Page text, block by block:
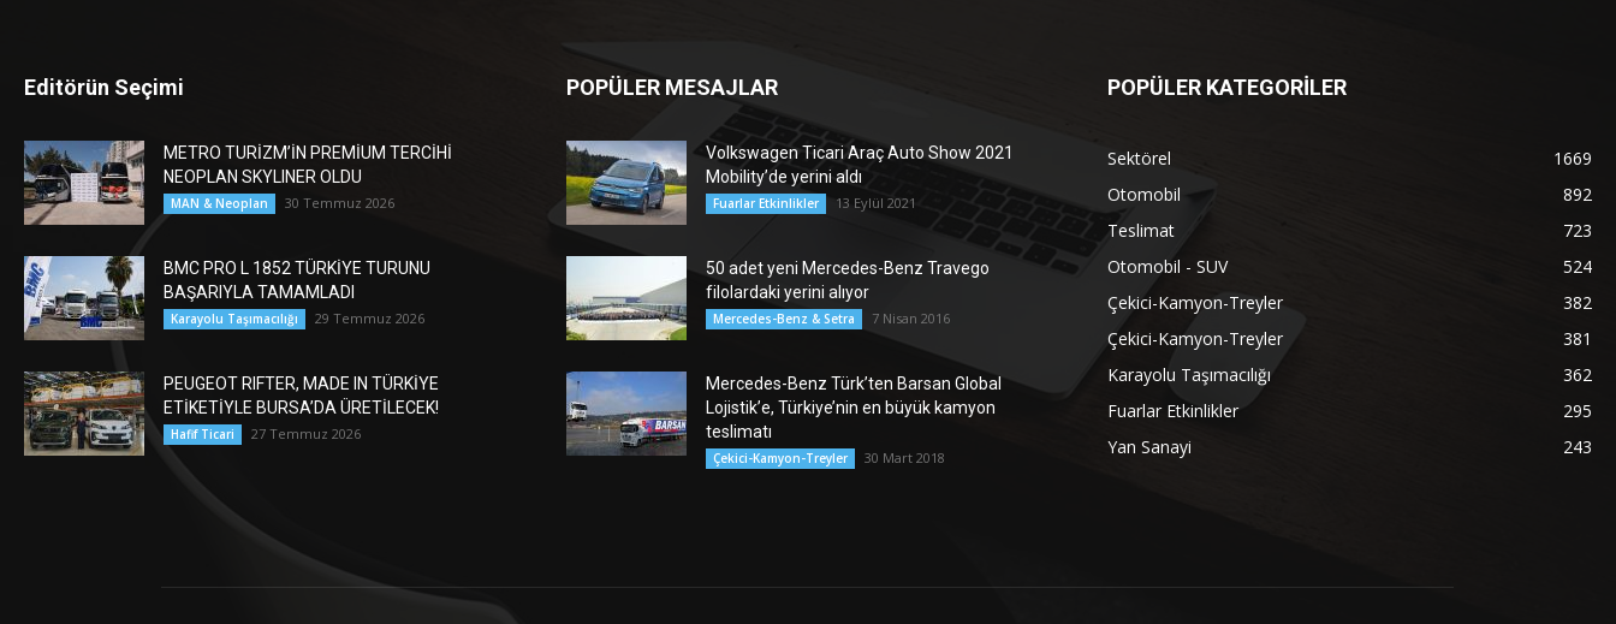
Editörün Seçimi
METRO TURİZM’İN PREMİUM TERCİHİ
NEOPLAN SKYLINER OLDU
MAN & Neoplan 30 Temmuz 2026
BMC PRO L 1852 TÜRKİYE TURUNU
BAŞARIYLA TAMAMLADI
Karayolu Taşımacılığı 29 Temmuz 2026
PEUGEOT RIFTER, MADE IN TÜRKİYE
ETİKETİYLE BURSA’DA ÜRETİLECEK!
Hafif Ticari 27 Temmuz 2026
POPÜLER MESAJLAR
Volkswagen Ticari Araç Auto Show 2021
Mobility’de yerini aldı
Fuarlar Etkinlikler 13 Eylül 2021
50 adet yeni Mercedes-Benz Travego
filolardaki yerini alıyor
Mercedes-Benz & Setra 7 Nisan 2016
Mercedes-Benz Türk’ten Barsan Global
Lojistik’e, Türkiye’nin en büyük kamyon
teslimatı
Çekici-Kamyon-Treyler 30 Mart 2018
POPÜLER KATEGORİLER
Sektörel
1669
Otomobil
892
Teslimat
723
Otomobil - SUV
524
Çekici-Kamyon-Treyler
382
Çekici-Kamyon-Treyler
381
Karayolu Taşımacılığı
362
Fuarlar Etkinlikler
295
Yan Sanayi
243